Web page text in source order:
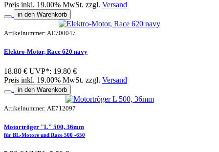
Preis inkl. 19.00% MwSt. zzgl. Versand
in den Warenkorb
Artikelnummer: AE700047
Elektro-Motor, Race 620 navy
18.80 € UVP*: 19.80 €
Preis inkl. 19.00% MwSt. zzgl. Versand
in den Warenkorb
Artikelnummer: AE712097
Motortrõger "L" 500, 36mm
für BL-Motore und Race 500 -650